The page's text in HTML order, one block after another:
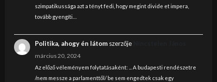
szimpatikussága azt a tényt fedi, hogy megint divide et impera,
tovább gyengíti…
Politika, ahogy én látomszerzője
március 20, 2024
Az előző véleményem folytatásaként: ... A budapesti rendészetre
/nem messze a parlamenttől/ be sem engedtek csak egy